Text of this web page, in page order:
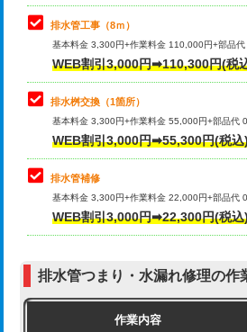
マス交換（深さ50㎝未満）
マス交換（深さ50㎝以上）
コンクリート斫り（厚さ10㎝まで）
コンクリート斫り（厚さ10㎝超え）
モルタル補修（厚さ10㎝まで）
モルタル補修（厚さ10㎝超え）
追加人工
その他部品の脱着
交換・取付（タンク）
交換・取付(単水栓（壁付・デッキ
式）)
交換・取付(混合水栓（壁付・デッキ
式・ワンホール）)
交換・取付(排水栓・排水トラップ
交換・取付（その他部品）
持込商品取付（単水栓）
排水管工事（8ｍ）
基本料金 3,300円+作業料金 110,000円+部品
WEB割引3,000円➡110,300円(税
排水桝交換（1箇所）
基本料金 3,300円+作業料金 55,000円+部品代
WEB割引3,000円➡55,300円(税込
排水管補修
基本料金 3,300円+作業料金 22,000円+部品代
WEB割引3,000円➡22,300円(税込
排水管つまり・水漏れ修理の作
作業内容